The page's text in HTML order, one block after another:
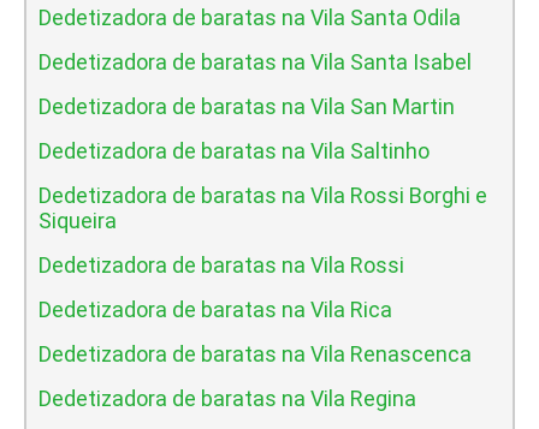
Dedetizadora de baratas na Vila Santa Odila
Dedetizadora de baratas na Vila Santa Isabel
Dedetizadora de baratas na Vila San Martin
Dedetizadora de baratas na Vila Saltinho
Dedetizadora de baratas na Vila Rossi Borghi e
Siqueira
Dedetizadora de baratas na Vila Rossi
Dedetizadora de baratas na Vila Rica
Dedetizadora de baratas na Vila Renascenca
Dedetizadora de baratas na Vila Regina